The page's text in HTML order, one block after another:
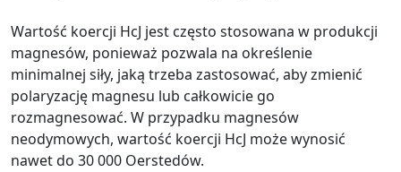
Wartość koercji HcJ jest często stosowana w produkcji
magnesów, ponieważ pozwala na określenie
minimalnej siły, jaką trzeba zastosować, aby zmienić
polaryzację magnesu lub całkowicie go
rozmagnesować. W przypadku magnesów
neodymowych, wartość koercji HcJ może wynosić
nawet do 30 000 Oerstedów.